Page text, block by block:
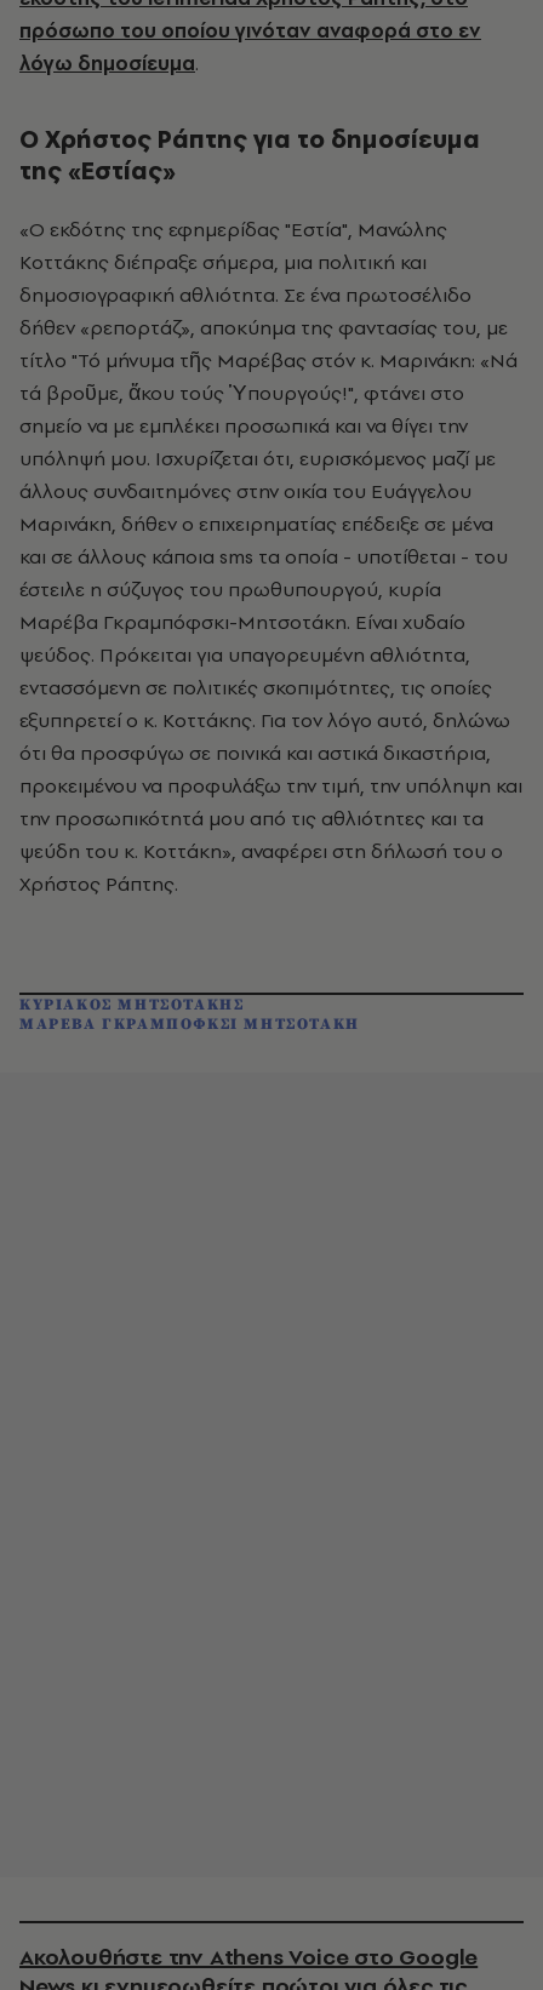
πρόσωπο του οποίου γινόταν αναφορά στο εν
λόγω δημοσίευμα.
Ο Χρήστος Ράπτης για το δημοσίευμα
της «Εστίας»
«Ο εκδότης της εφημερίδας "Εστία", Μανώλης
Κοττάκης διέπραξε σήμερα, μια πολιτική και
δημοσιογραφική αθλιότητα. Σε ένα πρωτοσέλιδο
δήθεν «ρεπορτάζ», αποκύημα της φαντασίας του, με
τίτλο "Τό μήνυμα τῆς Μαρέβας στόν κ. Μαρινάκη: «Νά
τά βροῦμε, ἄκου τούς Ὑπουργούς!", φτάνει στο
σημείο να με εμπλέκει προσωπικά και να θίγει την
υπόληψή μου. Ισχυρίζεται ότι, ευρισκόμενος μαζί με
άλλους συνδαιτημόνες στην οικία του Ευάγγελου
Μαρινάκη, δήθεν ο επιχειρηματίας επέδειξε σε μένα
και σε άλλους κάποια sms τα οποία - υποτίθεται - του
έστειλε η σύζυγος του πρωθυπουργού, κυρία
Μαρέβα Γκραμπόφσκι-Μητσοτάκη. Είναι χυδαίο
ψεύδος. Πρόκειται για υπαγορευμένη αθλιότητα,
εντασσόμενη σε πολιτικές σκοπιμότητες, τις οποίες
εξυπηρετεί ο κ. Κοττάκης. Για τον λόγο αυτό, δηλώνω
ότι θα προσφύγω σε ποινικά και αστικά δικαστήρια,
προκειμένου να προφυλάξω την τιμή, την υπόληψη και
την προσωπικότητά μου από τις αθλιότητες και τα
ψεύδη του κ. Κοττάκη», αναφέρει στη δήλωσή του ο
Χρήστος Ράπτης.
ΚΥΡΙΑΚΟΣ ΜΗΤΣΟΤΑΚΗΣ
ΜΑΡΕΒΑ ΓΚΡΑΜΠΟΦΚΣΙ ΜΗΤΣΟΤΑΚΗ
Ακολουθήστε την Athens Voice στο Google